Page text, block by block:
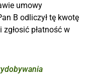
umowy
B odliczył tę kwotę
płatność w